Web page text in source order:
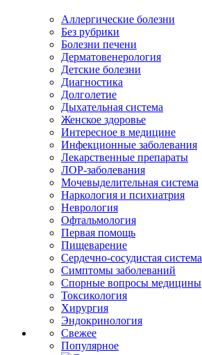
Аллергические болезни
Без рубрики
Болезни печени
Дерматовенерология
Детские болезни
Диагностика
Долголетие
Дыхательная система
Женское здоровье
Интересное в медицине
Инфекционные заболевания
Лекарственные препараты
ЛОР-заболевания
Мочевыделительная система
Наркология и психиатрия
Неврология
Офтальмология
Первая помощь
Пищеварение
Сердечно-сосудистая система
Симптомы заболеваний
Спорные вопросы медицины
Токсикология
Хирургия
Эндокринология
Свежее
Популярное